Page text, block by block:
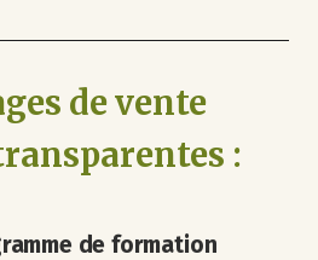
de vente
:
de formation